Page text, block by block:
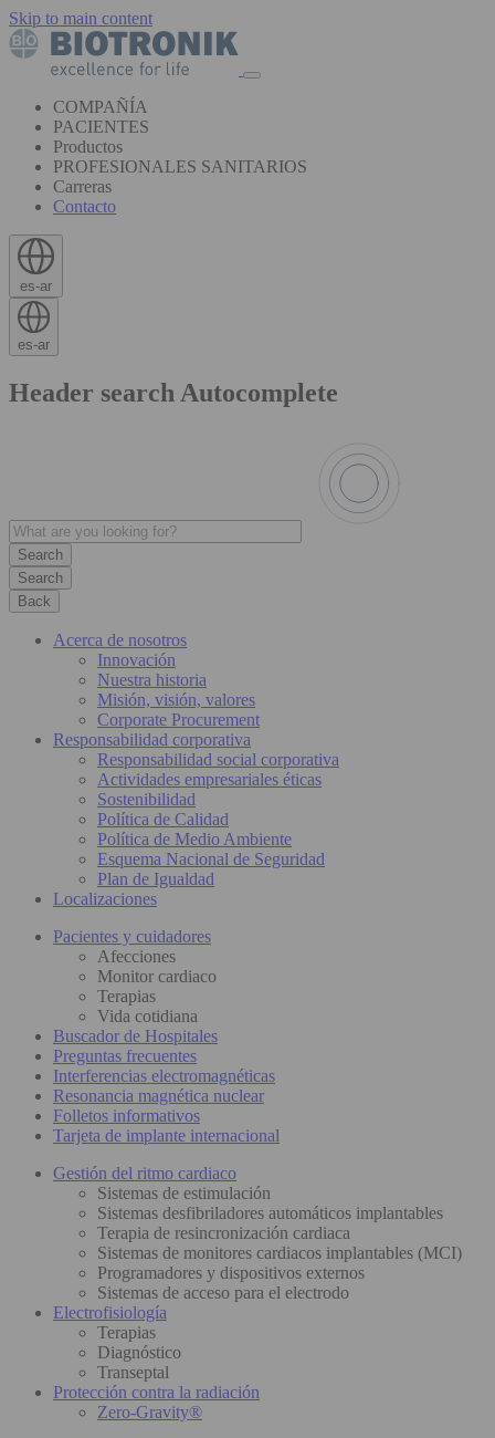
Skip to main content
COMPAÑÍA
PACIENTES
Productos
PROFESIONALES SANITARIOS
Carreras
Contacto
es-ar
es-ar
Header search Autocomplete
Search
Back
Acerca de nosotros
Innovación
Nuestra historia
Misión, visión, valores
Corporate Procurement
Responsabilidad corporativa
Responsabilidad social corporativa
Actividades empresariales éticas
Sostenibilidad
Política de Calidad
Política de Medio Ambiente
Esquema Nacional de Seguridad
Plan de Igualdad
Localizaciones
Pacientes y cuidadores
Afecciones
Monitor cardiaco
Terapias
Vida cotidiana
Buscador de Hospitales
Preguntas frecuentes
Interferencias electromagnéticas
Resonancia magnética nuclear
Folletos informativos
Tarjeta de implante internacional
Gestión del ritmo cardiaco
Sistemas de estimulación
Sistemas desfibriladores automáticos implantables
Terapia de resincronización cardiaca
Sistemas de monitores cardiacos implantables (MCI)
Programadores y dispositivos externos
Sistemas de acceso para el electrodo
Electrofisiología
Terapias
Diagnóstico
Transeptal
Protección contra la radiación
Zero-Gravity®